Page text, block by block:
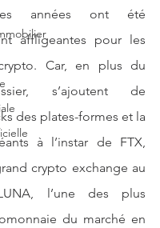
années ont été
affligeantes pour les
Car, en plus du
s’ajoutent de
des plates-formes et la
à l’instar de FTX,
crypto exchange au
l’une des plus
du marché en